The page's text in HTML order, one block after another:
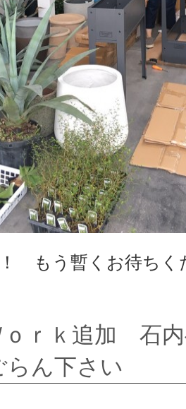
もう暫くお待ちく
ｒｋ追加 石内
らん下さい